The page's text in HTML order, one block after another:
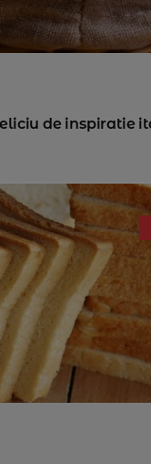
de inspiratie